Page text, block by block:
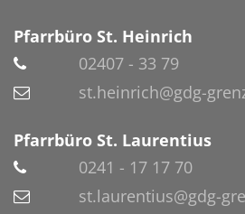
Pfarrbüro St. Heinrich
02407 - 33 79
st.heinrich@gdg-
Pfarrbüro St. Laurentius
0241 - 17 17 70
st.laurentius@gdg-